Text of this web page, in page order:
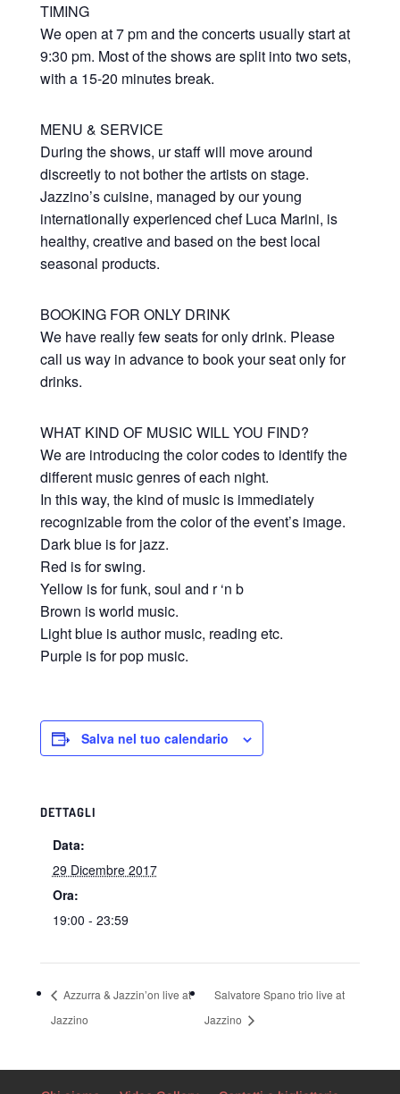
TIMING
We open at 7 pm and the concerts usually start at
9:30 pm. Most of the shows are split into two sets,
with a 15-20 minutes break.
MENU & SERVICE
During the shows, ur staff will move around
discreetly to not bother the artists on stage.
Jazzino’s cuisine, managed by our young
internationally experienced chef Luca Marini, is
healthy, creative and based on the best local
seasonal products.
BOOKING FOR ONLY DRINK
We have really few seats for only drink. Please
call us way in advance to book your seat only for
drinks.
WHAT KIND OF MUSIC WILL YOU FIND?
We are introducing the color codes to identify the
different music genres of each night.
In this way, the kind of music is immediately
recognizable from the color of the event’s image.
Dark blue is for jazz.
Red is for swing.
Yellow is for funk, soul and r ‘n b
Brown is world music.
Light blue is author music, reading etc.
Purple is for pop music.
Salva nel tuo calendario
DETTAGLI
Data:
29 Dicembre 2017
Ora:
19:00 - 23:59
Azzurra & Jazzin’on live at
Jazzino
Salvatore Spano trio live at
Jazzino